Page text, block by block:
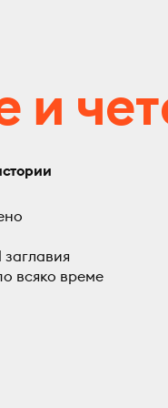
и
всяко време